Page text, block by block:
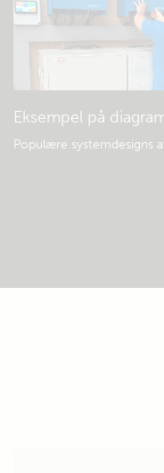
Eksempel på
Populære systemdesigns